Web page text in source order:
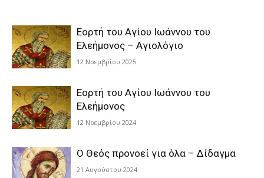
Εορτή του Αγίου Ιωάννου του
Ελεήμονος – Αγιολόγιο
12 Νοεμβρίου 2025
Εορτή του Αγίου Ιωάννου του
Ελεήμονος
12 Νοεμβρίου 2024
Ο Θεός προνοεί για όλα – Δίδαγμα
21 Αυγούστου 2024